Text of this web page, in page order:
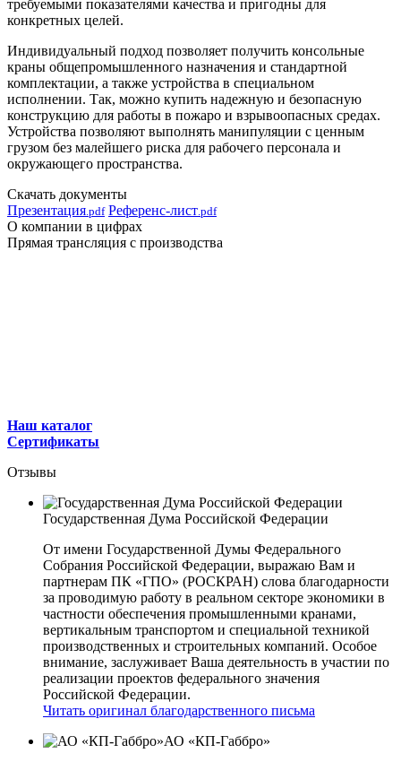
требуемыми показателями качества и пригодны для
конкретных целей.
Индивидуальный подход позволяет получить консольные
краны общепромышленного назначения и стандартной
комплектации, а также устройства в специальном
исполнении. Так, можно купить надежную и безопасную
конструкцию для работы в пожаро и взрывоопасных средах.
Устройства позволяют выполнять манипуляции с ценным
грузом без малейшего риска для рабочего персонала и
окружающего пространства.
Скачать документы
Презентация .pdf Референс-лист .pdf
О компании в цифрах
Прямая трансляция с производства
Наш каталог
Сертификаты
Отзывы
Государственная Дума Российской Федерации
От имени Государственной Думы Федерального
Собрания Российской Федерации, выражаю Вам и
партнерам ПК «ГПО» (РОСКРАН) слова благодарности
за проводимую работу в реальном секторе экономики в
частности обеспечения промышленными кранами,
вертикальным транспортом и специальной техникой
производственных и строительных компаний. Особое
внимание, заслуживает Ваша деятельность в участии по
реализации проектов федерального значения
Российской Федерации.
Читать оригинал благодарственного письма
АО «КП-Габбро»